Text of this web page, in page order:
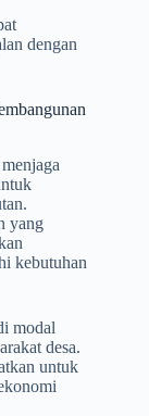
dengan
yang
kebutuhan
modal
desa.
untuk